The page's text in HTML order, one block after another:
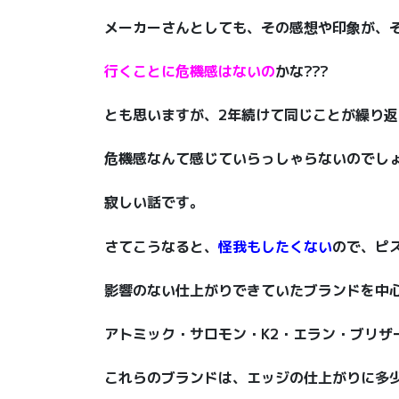
メーカーさんとしても、その感想や印象が、
行くことに危機感はないのかな???
とも思いますが、2年続けて同じことが繰り
危機感なんて感じていらっしゃらないのでし
寂しい話です。
さてこうなると、 怪我もしたくないので、ピ
影響のない仕上がりできていたブランドを中
アトミック・サロモン・K2・エラン・ブリ
これらのブランドは、エッジの仕上がりに多